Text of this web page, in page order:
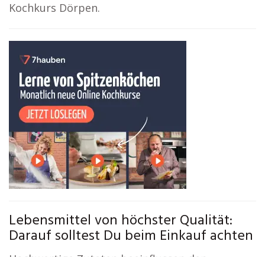
Kochkurs Dörpen.
Lebensmittel von höchster Qualität:
Darauf solltest Du beim Einkauf achten